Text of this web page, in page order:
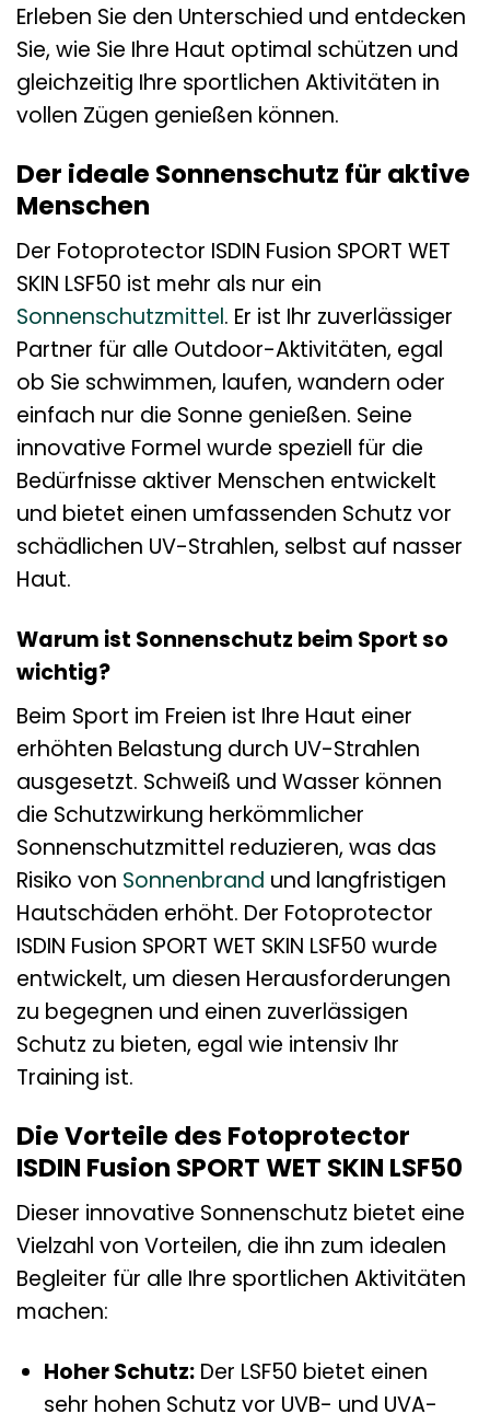
Erleben Sie den Unterschied und entdecken
Sie, wie Sie Ihre Haut optimal schützen und
gleichzeitig Ihre sportlichen Aktivitäten in
vollen Zügen genießen können.
Der ideale Sonnenschutz für aktive
Menschen
Der Fotoprotector ISDIN Fusion SPORT WET
SKIN LSF50 ist mehr als nur ein
Sonnenschutzmittel. Er ist Ihr zuverlässiger
Partner für alle Outdoor-Aktivitäten, egal
ob Sie schwimmen, laufen, wandern oder
einfach nur die Sonne genießen. Seine
innovative Formel wurde speziell für die
Bedürfnisse aktiver Menschen entwickelt
und bietet einen umfassenden Schutz vor
schädlichen UV-Strahlen, selbst auf nasser
Haut.
Warum ist Sonnenschutz beim Sport so
wichtig?
Beim Sport im Freien ist Ihre Haut einer
erhöhten Belastung durch UV-Strahlen
ausgesetzt. Schweiß und Wasser können
die Schutzwirkung herkömmlicher
Sonnenschutzmittel reduzieren, was das
Risiko von Sonnenbrand und langfristigen
Hautschäden erhöht. Der Fotoprotector
ISDIN Fusion SPORT WET SKIN LSF50 wurde
entwickelt, um diesen Herausforderungen
zu begegnen und einen zuverlässigen
Schutz zu bieten, egal wie intensiv Ihr
Training ist.
Die Vorteile des Fotoprotector
ISDIN Fusion SPORT WET SKIN LSF50
Dieser innovative Sonnenschutz bietet eine
Vielzahl von Vorteilen, die ihn zum idealen
Begleiter für alle Ihre sportlichen Aktivitäten
machen:
Hoher Schutz:Der LSF50 bietet einen
sehr hohen Schutz vor UVB- und UVA-